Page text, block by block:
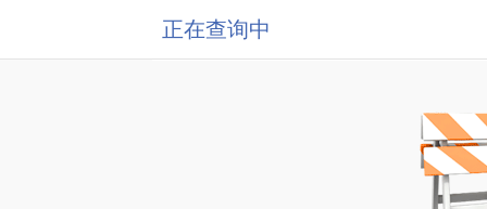
正在查询中